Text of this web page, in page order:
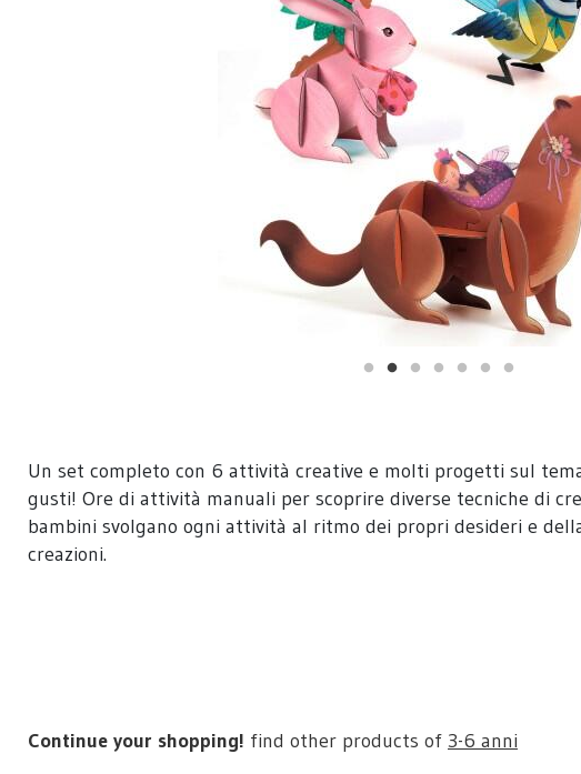
Un set completo con 6 attività creative e molti progetti sul
gusti! Ore di attività manuali per scoprire diverse tecniche di
bambini svolgano ogni attività al ritmo dei propri desideri e
creazioni.
Continue your shopping! find other products of 3-6 anni